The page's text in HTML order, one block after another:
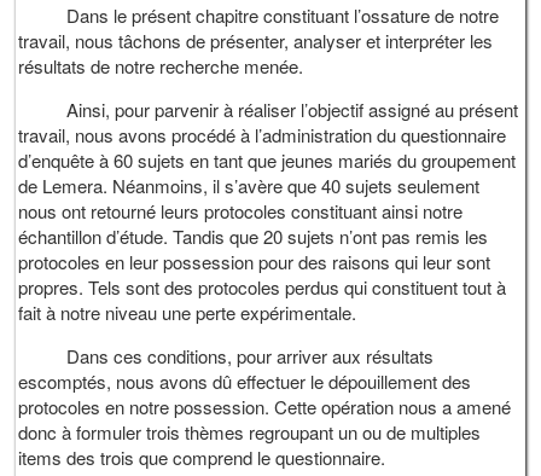
Dans le présent chapitre constituant l’ossature de notre
travail, nous tâchons de présenter, analyser et interpréter les
résultats de notre recherche menée.
Ainsi, pour parvenir à réaliser l’objectif assigné au présent
travail, nous avons procédé à l’administration du questionnaire
d’enquête à 60 sujets en tant que jeunes mariés du groupement
de Lemera. Néanmoins, il s’avère que 40 sujets seulement
nous ont retourné leurs protocoles constituant ainsi notre
échantillon d’étude. Tandis que 20 sujets n’ont pas remis les
protocoles en leur possession pour des raisons qui leur sont
propres. Tels sont des protocoles perdus qui constituent tout à
fait à notre niveau une perte expérimentale.
Dans ces conditions, pour arriver aux résultats
escomptés, nous avons dû effectuer le dépouillement des
protocoles en notre possession. Cette opération nous a amené
donc à formuler trois thèmes regroupant un ou de multiples
items des trois que comprend le questionnaire.